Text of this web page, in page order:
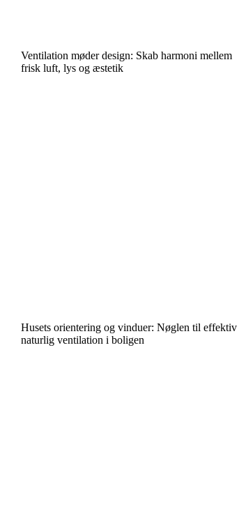
Ventilation møder design: Skab harmoni mellem
frisk luft, lys og æstetik
Husets orientering og vinduer: Nøglen til effektiv
naturlig ventilation i boligen